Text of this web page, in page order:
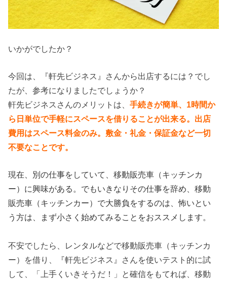
いかがでしたか？
今回は、『軒先ビジネス』さんから出店するには？でし
たが、参考になりましたでしょうか？
軒先ビジネスさんのメリットは、手続きが簡単、 1時間か
ら日単位で手軽にスペースを借りることが出来る。 出店
費用はスペース料金のみ。敷金・礼金・保証金など一切
不要なことです。
現在、別の仕事をしていて、移動販売車（キッチンカ
ー）に興味がある。でもいきなりその仕事を辞め、移動
販売車（キッチンカー）で大勝負をするのは、怖いとい
う方は、まず小さく始めてみることをおススメします。
不安でしたら、レンタルなどで移動販売車（キッチンカ
ー）を借り、『軒先ビジネス』さんを使いテスト的に試
して、「上手くいきそうだ！」と確信をもてれば、移動